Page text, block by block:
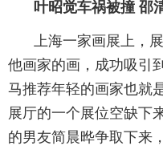
叶昭觉车祸被撞 邵
上海一家画展上，
他画家的画，成功吸引
马推荐年轻的画家也就
展厅的一个展位空缺下
的男友简晨晔争取下来